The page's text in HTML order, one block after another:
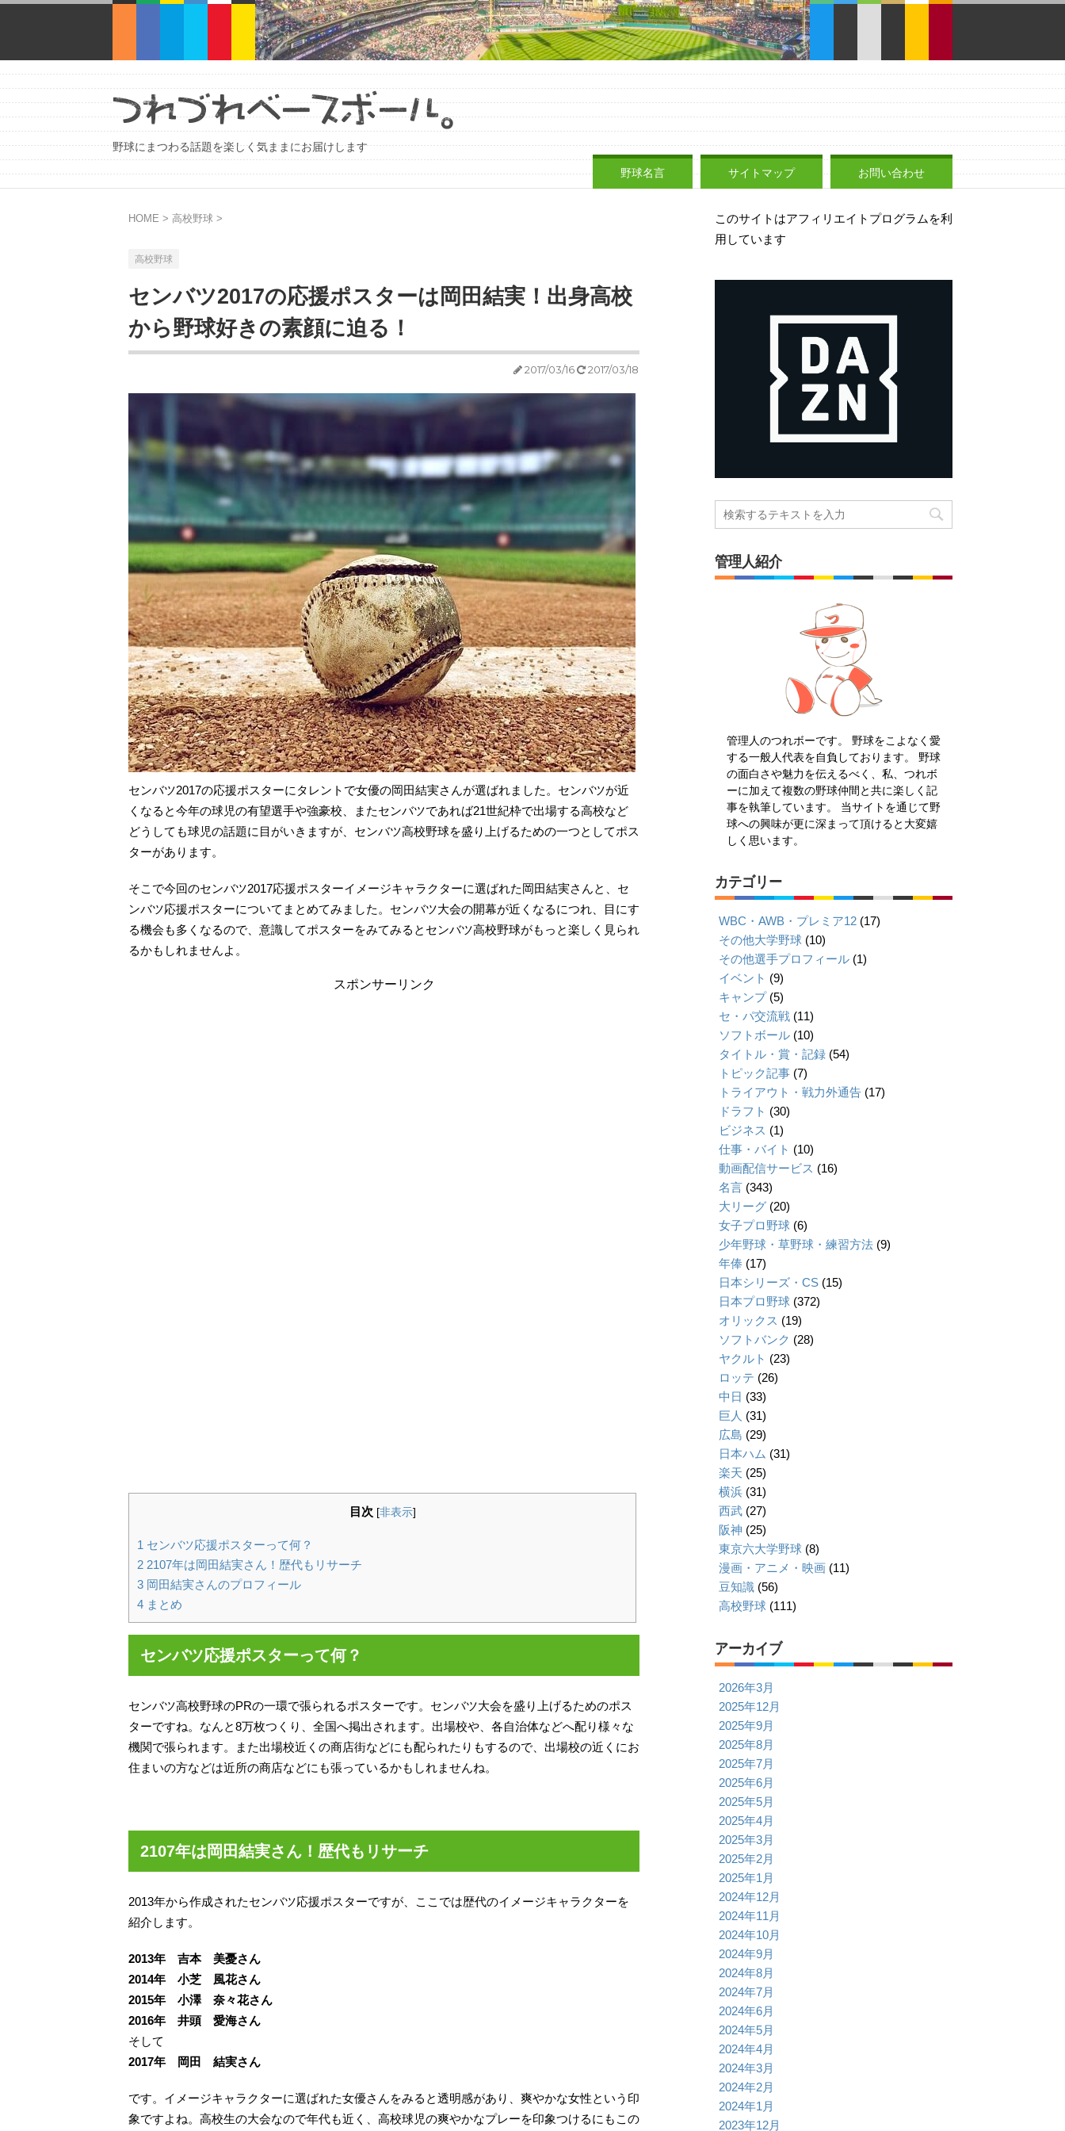
野球にまつわる話題を楽しく気ままにお届けします
野球名言 サイトマップ お問い合わせ
HOME > 高校野球 >
高校野球
センバツ2017の応援ポスターは岡田結実！出身高校
から野球好きの素顔に迫る！
2017/03/16 2017/03/18
センバツ2017の応援ポスターにタレントで女優の岡田結実さんが選ばれました。センバツが近
くなると今年の球児の有望選手や強豪校、またセンバツであれば21世紀枠で出場する高校など
どうしても球児の話題に目がいきますが、センバツ高校野球を盛り上げるための一つとしてポス
ターがあります。
そこで今回のセンバツ2017応援ポスターイメージキャラクターに選ばれた岡田結実さんと、セ
ンバツ応援ポスターについてまとめてみました。センバツ大会の開幕が近くなるにつれ、目にす
る機会も多くなるので、意識してポスターをみてみるとセンバツ高校野球がもっと楽しく見られ
るかもしれませんよ。
スポンサーリンク
目次 [非表示]
1 センバツ応援ポスターって何？
2 2107年は岡田結実さん！歴代もリサーチ
3 岡田結実さんのプロフィール
4 まとめ
センバツ応援ポスターって何？
センバツ高校野球のPRの一環で張られるポスターです。センバツ大会を盛り上げるためのポス
ターですね。なんと8万枚つくり、全国へ掲出されます。出場校や、各自治体などへ配り様々な
機関で張られます。また出場校近くの商店街などにも配られたりもするので、出場校の近くにお
住まいの方などは近所の商店などにも張っているかもしれませんね。
2107年は岡田結実さん！歴代もリサーチ
2013年から作成されたセンバツ応援ポスターですが、ここでは歴代のイメージキャラクターを
紹介します。
2013年 吉本 美憂さん
2014年 小芝 風花さん
2015年 小澤 奈々花さん
2016年 井頭 愛海さん
そして
2017年 岡田 結実さん
です。イメージキャラクターに選ばれた女優さんをみると透明感があり、爽やかな女性という印
象ですよね。高校生の大会なので年代も近く、高校球児の爽やかなプレーを印象つけるにもこの
このサイトはアフィリエイトプログラムを利
用しています
管理人紹介
管理人のつれボーです。 野球をこよなく愛
する一般人代表を自負しております。 野球
の面白さや魅力を伝えるべく、私、つれボ
ーに加えて複数の野球仲間と共に楽しく記
事を執筆しています。 当サイトを通じて野
球への興味が更に深まって頂けると大変嬉
しく思います。
カテゴリー
WBC・AWB・プレミア12 (17)
その他大学野球 (10)
その他選手プロフィール (1)
イベント (9)
キャンプ(5)
セ・パ交流戦 (11)
ソフトボール (10)
タイトル・賞・記録 (54)
トピック記事 (7)
トライアウト・戦力外通告 (17)
ドラフト (30)
ビジネス (1)
仕事・バイト (10)
動画配信サービス (16)
名言 (343)
大リーグ (20)
女子プロ野球 (6)
少年野球・草野球・練習方法 (9)
年俸 (17)
日本シリーズ・CS (15)
日本プロ野球 (372)
オリックス (19)
ソフトバンク (28)
ヤクルト (23)
ロッテ (26)
中日 (33)
巨人 (31)
広島 (29)
日本ハム (31)
楽天 (25)
横浜 (31)
西武 (27)
阪神 (25)
東京六大学野球 (8)
漫画・アニメ・映画 (11)
豆知識 (56)
高校野球 (111)
アーカイブ
2026年3月
2025年12月
2025年9月
2025年8月
2025年7月
2025年6月
2025年5月
2025年4月
2025年3月
2025年2月
2025年1月
2024年12月
2024年11月
2024年10月
2024年9月
2024年8月
2024年7月
2024年6月
2024年5月
2024年4月
2024年3月
2024年2月
2024年1月
2023年12月